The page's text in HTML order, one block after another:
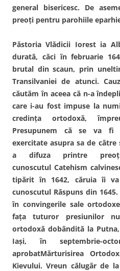
general bisericesc. De
preoţi pentru parohiile
Păstoria Vlădicii Iorest ia
durată, căci în februarie
brutal din scaun, prin
Transilvaniei de atunci.
căutăm în aceea că n-a
care i-au fost impuse la
credinţa ortodoxă,
Presupunem că se va fi
exercitate asupra sa de
a difuza printre
cunoscutul Catehism
tipărit în 1642, căruia îi
cunoscutul Răspuns din
în convingerile sale
faţa tuturor presiunilor
ortodoxă dobândită la
Iaşi, în septembrie-
aprobatMărturisirea
Kievului. Vreun călugăr de